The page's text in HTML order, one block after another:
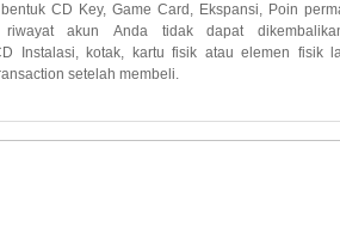
CD Key, Game Card, Ekspansi, Poin
riwayat akun Anda tidak
dapat
Instalasi, kotak, kartu fisik atau elemen fisik
setelah membeli.